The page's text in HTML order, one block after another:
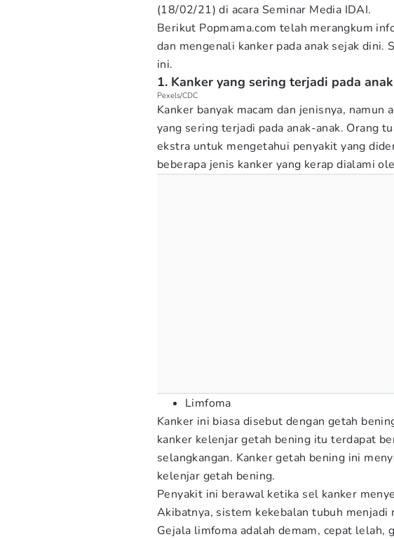
(18/02/21) di acara Seminar Media IDAI.
Berikut Popmama.com telah merangkum
dan mengenali kanker pada anak sejak dini.
ini.
1. Kanker yang sering terjadi pada anak
Pexels/CDC
Kanker banyak macam dan jenisnya, namun
yang sering terjadi pada anak-anak. Orang
ekstra untuk mengetahui penyakit yang
beberapa jenis kanker yang kerap dialami
Limfoma
Kanker ini biasa disebut dengan getah
kanker kelenjar getah bening itu terdapat
selangkangan. Kanker getah bening ini
kelenjar getah bening.
Penyakit ini berawal ketika sel kanker
Akibatnya, sistem kekebalan tubuh menjadi
Gejala limfoma adalah demam, cepat lelah,